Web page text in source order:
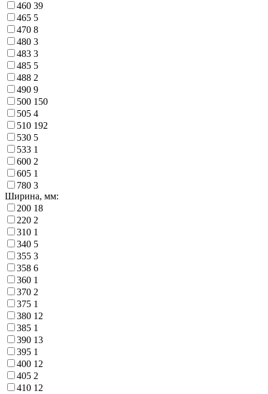
460 39
465 5
470 8
480 3
483 3
485 5
488 2
490 9
500 150
505 4
510 192
530 5
533 1
600 2
605 1
780 3
Ширина, мм:
200 18
220 2
310 1
340 5
355 3
358 6
360 1
370 2
375 1
380 12
385 1
390 13
395 1
400 12
405 2
410 12